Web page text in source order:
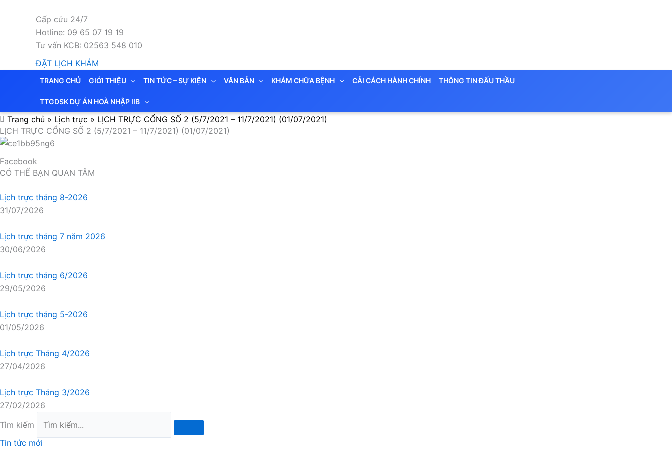
Cấp cứu 24/7
Hotline: 09 65 07 19 19
Tư vấn KCB: 02563 548 010
ĐẶT LỊCH KHÁM
TRANG CHỦ GIỚI THIỆU TIN TỨC – SỰ KIỆN VĂN BẢN KHÁM CHỮA BỆNH CẢI CÁCH HÀNH CHÍNH THÔNG TIN ĐẤU THẦU
TTGDSK DỰ ÁN HOÀ NHẬP IIB
Trang chủ » Lịch trực » LỊCH TRỰC CỔNG SỐ 2 (5/7/2021 – 11/7/2021) (01/07/2021)
LỊCH TRỰC CỔNG SỐ 2 (5/7/2021 – 11/7/2021) (01/07/2021)
Facebook
CÓ THỂ BẠN QUAN TÂM
Lịch trực tháng 8-2026
31/07/2026
Lịch trực tháng 7 năm 2026
30/06/2026
Lịch trực tháng 6/2026
29/05/2026
Lịch trực tháng 5-2026
01/05/2026
Lịch trực Tháng 4/2026
27/04/2026
Lịch trực Tháng 3/2026
27/02/2026
Tìm kiếm
Tin tức mới